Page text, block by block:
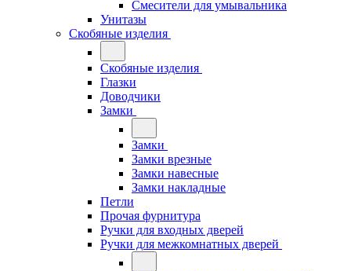
Смесители для умывальника
Унитазы
Скобяные изделия
Скобяные изделия
Глазки
Доводчики
Замки
Замки
Замки врезные
Замки навесные
Замки накладные
Петли
Прочая фурнитура
Ручки для входных дверей
Ручки для межкомнатных дверей